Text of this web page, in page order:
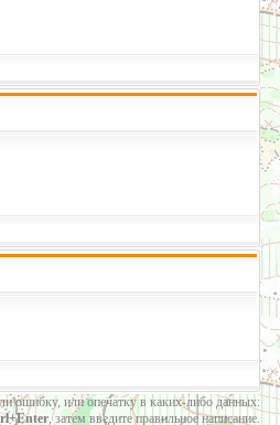
ошибку, или опечатку в каких-либо данных:
, затем введите правильное написание.